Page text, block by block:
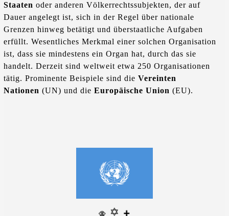
Staaten oder anderen Völkerrechtssubjekten, der auf
Dauer angelegt ist, sich in der Regel über nationale
Grenzen hinweg betätigt und überstaatliche Aufgaben
erfüllt. Wesentliches Merkmal einer solchen Organisation
ist, dass sie mindestens ein Organ hat, durch das sie
handelt. Derzeit sind weltweit etwa 250 Organisationen
tätig. Prominente Beispiele sind die Vereinten
Nationen (UN) und die Europäische Union (EU).